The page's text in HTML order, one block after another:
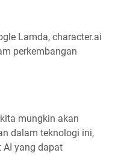
Lamda, character.ai
perkembangan
mungkin akan
dalam teknologi ini,
yang dapat